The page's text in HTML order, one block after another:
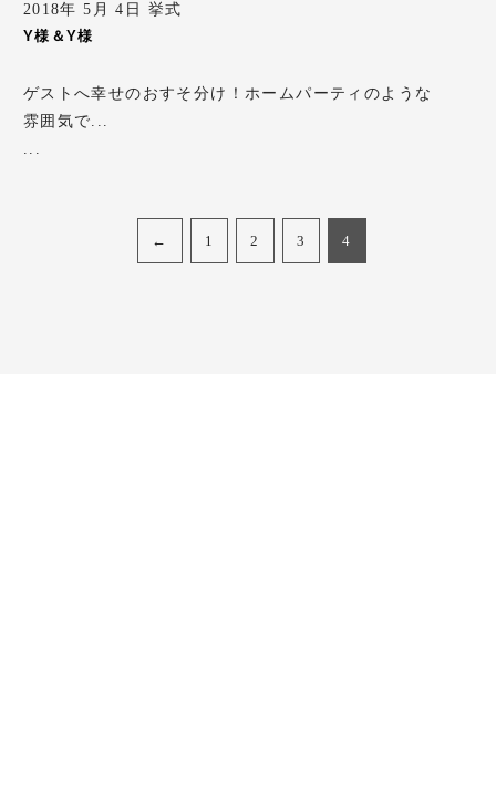
2018年 5月 4日 挙式
Y様＆Y様
ゲストへ幸せのおすそ分け！ホームパーティのような
雰囲気で...
...
← 1 2 3 4